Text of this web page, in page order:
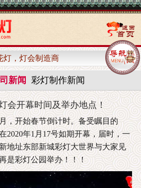
灯，灯会制造商
新闻 彩灯制作新闻
会开幕时间及举办地点！
，开始春节倒计时。备受瞩目的
2020年1月17号如期开幕，届时，一
地址东部新城彩灯大世界与大家见
是彩灯公园举办！！！